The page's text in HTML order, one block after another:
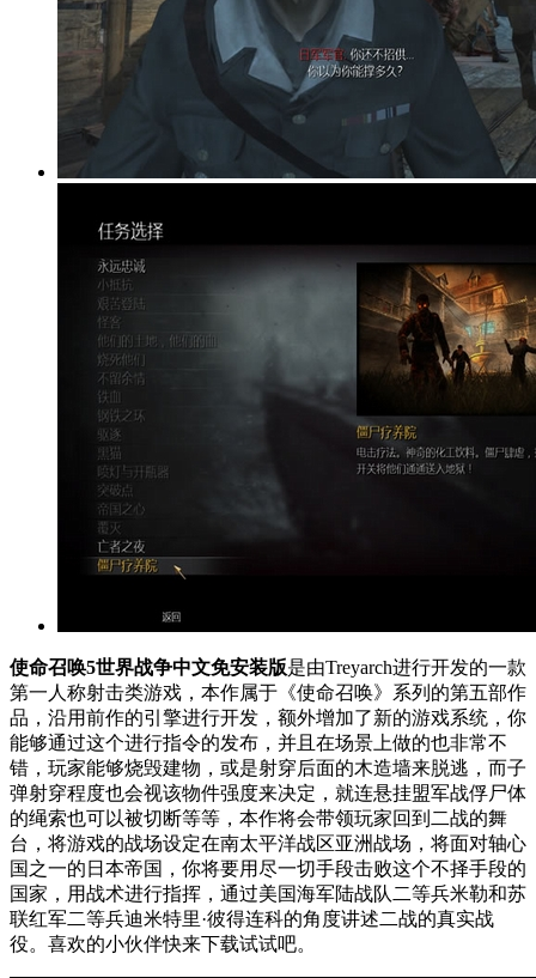
使命召唤5世界战争中文免安装版是由Treyarch进行开发的一款
第一人称射击类游戏，本作属于《使命召唤》系列的第五部作
品，沿用前作的引擎进行开发，额外增加了新的游戏系统，你
能够通过这个进行指令的发布，并且在场景上做的也非常不
错，玩家能够烧毁建物，或是射穿后面的木造墙来脱逃，而子
弹射穿程度也会视该物件强度来决定，就连悬挂盟军战俘尸体
的绳索也可以被切断等等，本作将会带领玩家回到二战的舞
台，将游戏的战场设定在南太平洋战区亚洲战场，将面对轴心
国之一的日本帝国，你将要用尽一切手段击败这个不择手段的
国家，用战术进行指挥，通过美国海军陆战队二等兵米勒和苏
联红军二等兵迪米特里·彼得连科的角度讲述二战的真实战
役。喜欢的小伙伴快来下载试试吧。